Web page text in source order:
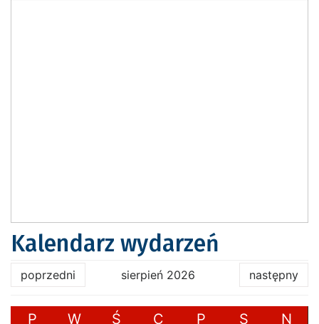
Kalendarz wydarzeń
poprzedni sierpień 2026 następny
P W Ś C P S N